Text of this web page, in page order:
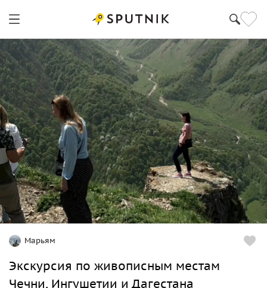
Марьям
Экскурсия по живописным местам
Чечни, Ингушетии и Дагестана